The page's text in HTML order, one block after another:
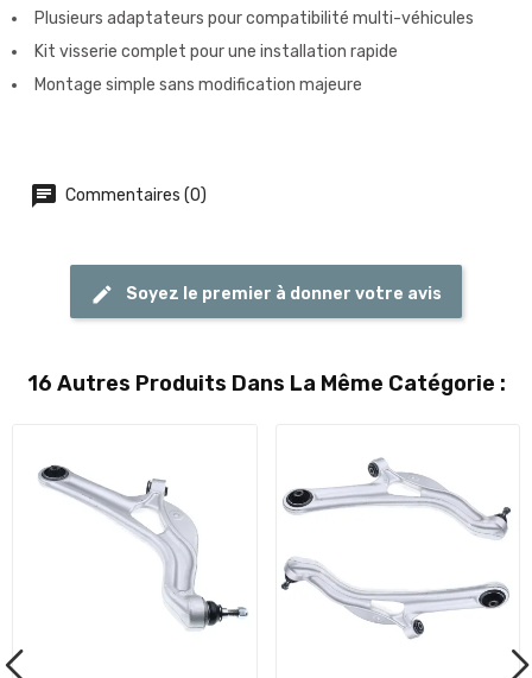
Plusieurs adaptateurs pour compatibilité multi-véhicules
Kit visserie complet pour une installation rapide
Montage simple sans modification majeure
Commentaires (0)
Soyez le premier à donner votre avis
16 Autres Produits Dans La Même Catégorie :